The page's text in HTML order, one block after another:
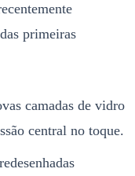
primeiras
camadas de vidro
central no toque.